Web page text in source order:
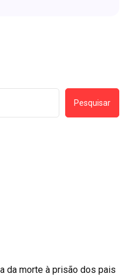
Pesquisar
da morte à prisão dos pais